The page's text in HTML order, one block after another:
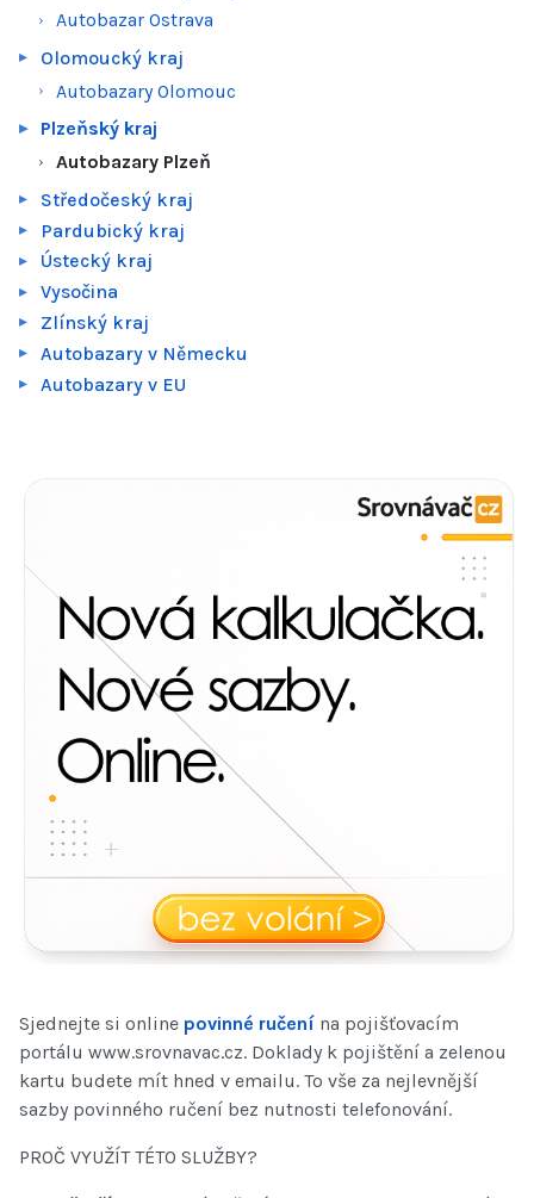
Autobazar Ostrava
Olomoucký kraj
Autobazary Olomouc
Plzeňský kraj
Autobazary Plzeň
Středočeský kraj
Pardubický kraj
Ústecký kraj
Vysočina
Zlínský kraj
Autobazary v Německu
Autobazary v EU
Sjednejte si online povinné ručení na pojišťovacím
portálu www.srovnavac.cz. Doklady k pojištění a zelenou
kartu budete mít hned v emailu. To vše za nejlevnější
sazby povinného ručení bez nutnosti telefonování.
PROČ VYUŽÍT TÉTO SLUŽBY?